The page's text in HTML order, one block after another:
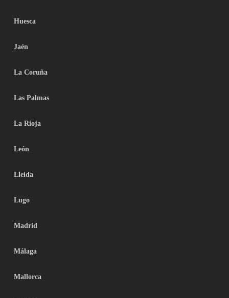
Huesca
Jaén
La Coruña
Las Palmas
La Rioja
León
Lleida
Lugo
Madrid
Málaga
Mallorca